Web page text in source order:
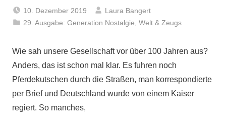
10. Dezember 2019
Laura Bangert
29. Ausgabe: Generation Nostalgie ,Welt & Zeugs
Wie sah unsere Gesellschaft vor über 100 Jahren aus?
Anders, das ist schon mal klar. Es fuhren noch
Pferdekutschen durch die Straßen, man korrespondierte
per Brief und Deutschland wurde von einem Kaiser
regiert. So manches,